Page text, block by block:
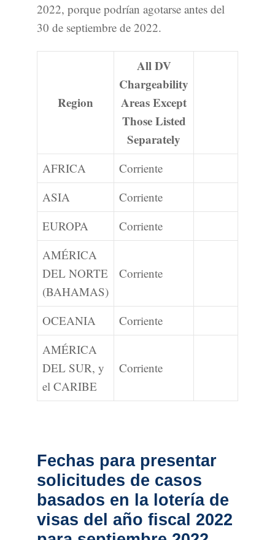
2022, porque podrían agotarse antes del
30 de septiembre de 2022.
Region
All DV
Chargeability
Areas Except
Those Listed
Separately
AFRICA
Corriente
ASIA
Corriente
EUROPA
Corriente
AMÉRICA
DEL NORTE
(BAHAMAS)
Corriente
OCEANIA
Corriente
AMÉRICA
DEL SUR, y
el CARIBE
Corriente
Fechas para presentar
solicitudes de casos
basados en la lotería de
visas del año fiscal 2022